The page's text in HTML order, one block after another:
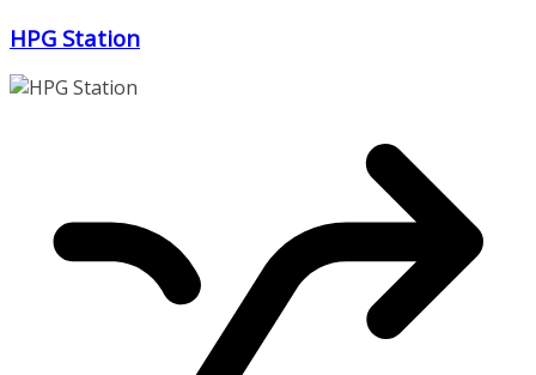
Zum
springen
HPG Station